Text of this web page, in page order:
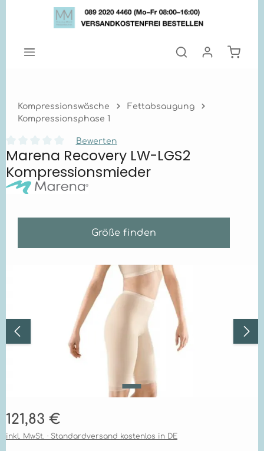
Zum Hauptinhalt springen
Kompressionswäsche
Fettabsaugung
Kompressionsphase 1
Durchschnittliche Bewertung von 0 von 5 Sternen
Bewerten
Marena Recovery LW-LGS2
Kompressionsmieder
Größe finden
Bildergalerie überspringen
Regulärer Preis:
121,83 €
inkl. MwSt. · Standardversand kostenlos in DE